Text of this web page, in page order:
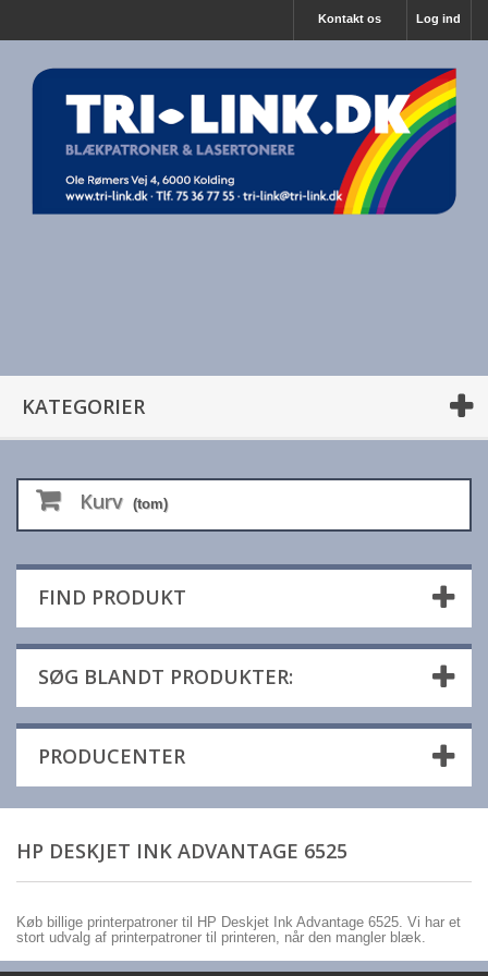
Log ind
Kontakt os
KATEGORIER
Kurv (tom)
FIND PRODUKT
SØG BLANDT PRODUKTER:
PRODUCENTER
HP DESKJET INK ADVANTAGE 6525
Køb billige printerpatroner til HP Deskjet Ink Advantage 6525. Vi har et
stort udvalg af printerpatroner til printeren, når den mangler blæk.